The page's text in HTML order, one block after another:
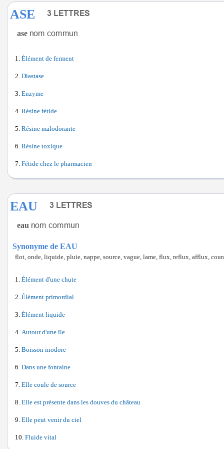
ASE
ase
Élément de ferment
Diastase
Enzyme
Résine fétide
Résine malodorante
Résine toxique
Fétide chez le pharmacien
EAU
eau
Synonyme de EAU
flot, onde, liquide, pluie, nappe, source, vague, lame, flux, reflux, afflux,
Élément d'une chute
Élément primordial
Élément liquide
Autour d'une île
Boisson inodore
Dans une fontaine
Elle coule de source
Elle est présente dans les douves du château
Elle peut venir du ciel
Fluide vital